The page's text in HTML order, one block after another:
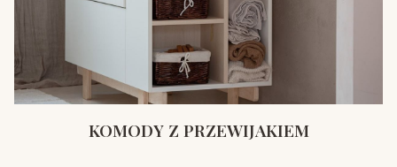
KOMODY Z PRZEWIJAKIEM